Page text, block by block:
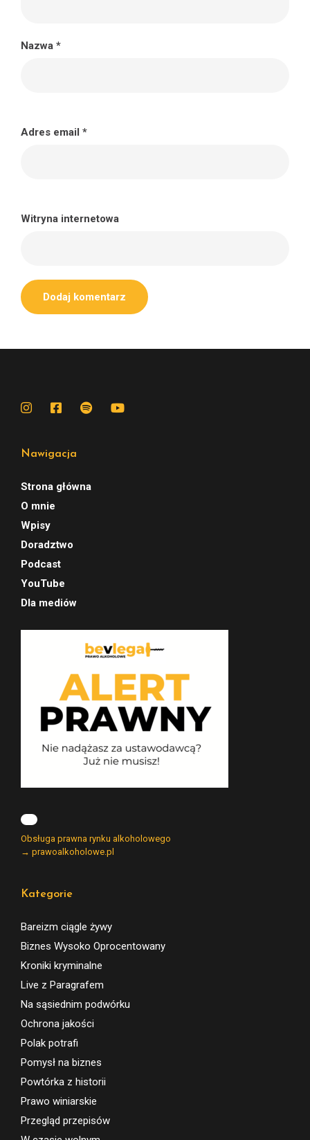
Nazwa *
Adres email *
Witryna internetowa
Nawigacja
Strona główna
O mnie
Wpisy
Doradztwo
Podcast
YouTube
Dla mediów
Obsługa prawna rynku alkoholowego
→ prawoalkoholowe.pl
Kategorie
Bareizm ciągle żywy
Biznes Wysoko Oprocentowany
Kroniki kryminalne
Live z Paragrafem
Na sąsiednim podwórku
Ochrona jakości
Polak potrafi
Pomysł na biznes
Powtórka z historii
Prawo winiarskie
Przegląd przepisów